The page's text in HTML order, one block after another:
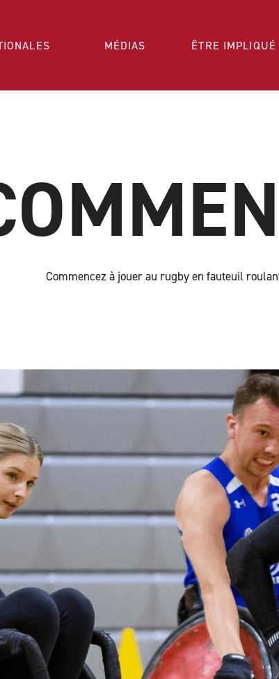
MÉDIAS ÊTRE IMPLIQUÉ
Commencez à jouer au rugby en fauteuil